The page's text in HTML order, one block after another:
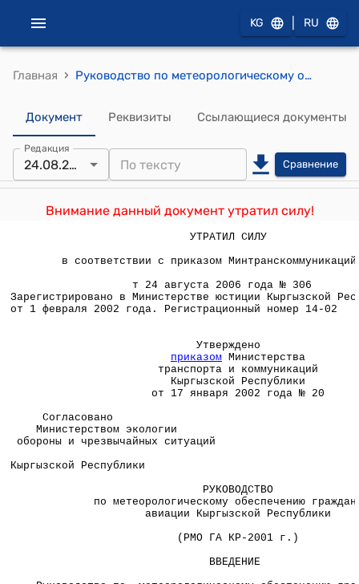
KG RU
Главная › Руководство по метеорологическому обеспечению гражданской авиации Кыргызской Республики (РМО ГА КР-2001 г.) (Утверждено приказом Министерства транспорта и коммуникаций Кыргызской Республики от 17 января 2002 года № 20)
Документ Реквизиты Ссылающиеся документы
Редакция
24.08.2006 Сравнение
Внимание данный документ утратил силу!